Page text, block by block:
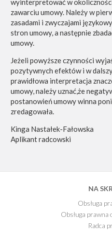
wyinterpretować w
zawarciu umowy. Należy w
zasadami i zwyczajami
stron umowy, a następnie
umowy.
Jeżeli powyższe czynności
pozytywnych efektów i w
prawidłowa interpretacja
umowy, należy uznać,że
postanowień umowy winna
zredagowała.
Kinga Nastałek-Fałowska
Aplikant radcowski
NA
Obsługa
Obsługa prawna
Radca